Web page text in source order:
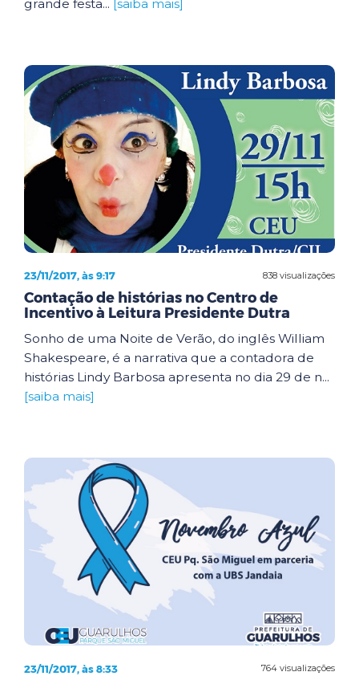
grande festa... [saiba mais]
838 visualizações
23/11/2017, às 9:17
Contação de histórias no Centro de
Incentivo à Leitura Presidente Dutra
Sonho de uma Noite de Verão, do inglês William
Shakespeare, é a narrativa que a contadora de
histórias Lindy Barbosa apresenta no dia 29 de n...
[saiba mais]
764 visualizações
23/11/2017, às 8:33